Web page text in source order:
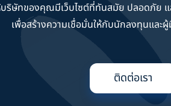
บริษัทของคุณมีเว็บไซต์ที่ทันสมัย ปลอดภัย
เพื่อสร้างความเชื่อมั่นให้กับนักลงทุนและ
ติดต่อเรา